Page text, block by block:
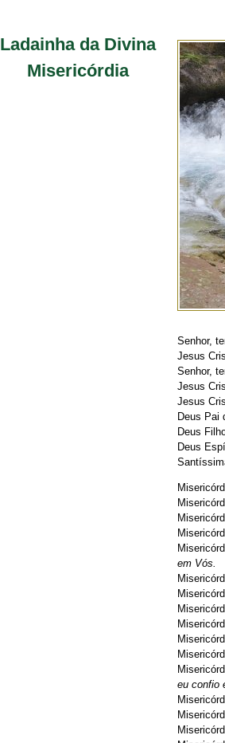
Ladainha da Divina
Misericórdia
Senhor,
Jesus
Senhor,
Jesus
Jesus
Deus Pai
Deus
Deus
em Vós.
eu confio